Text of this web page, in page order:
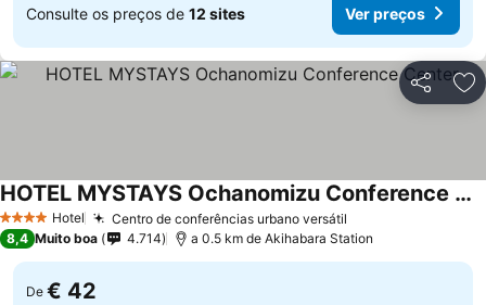
Consulte os preços de 12 sites Ver preços
Partilhar
4 EstrelasHotel Centro de conferências urbano versátil
HOTEL MYSTAYS Ochanomizu Conference Center
8,4 Muito boa 4.714 a 0.5 km de Akihabara Station
De € 42